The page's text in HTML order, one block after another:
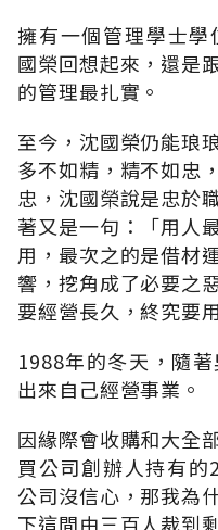
擁有一個管理學士
國榮回想起來，還是
的管理最扎實。
至今，沈國榮仍能琅
多不如精，精不如忠
忠，沈國榮說是忠於
著又是一句：「用人
用，最次之的是借材
響，挖角成了必要之
要經營長久，終究要
1988年的冬天，隨
出來自己經營事業。
因緣際會收購和大全
買公司創辦人持有
公司沒信心，那我為
下這間由三百人裁到